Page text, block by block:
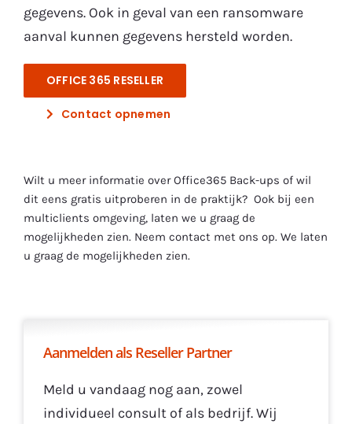
gegevens. Ook in geval van een ransomware
aanval kunnen gegevens hersteld worden.
OFFICE 365 RESELLER
Contact opnemen
Wilt u meer informatie over Office365 Back-ups of wil
dit eens gratis uitproberen in de praktijk? Ook bij een
multiclients omgeving, laten we u graag de
mogelijkheden zien. Neem contact met ons op. We laten
u graag de mogelijkheden zien.
Aanmelden als Reseller Partner
Meld u vandaag nog aan, zowel
individueel consult of als bedrijf. Wij